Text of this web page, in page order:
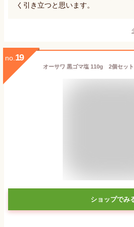
く引き立つと思います。
no. 19
オーサワ 黒ゴマ塩 110g 2個セッ
ショップでみ